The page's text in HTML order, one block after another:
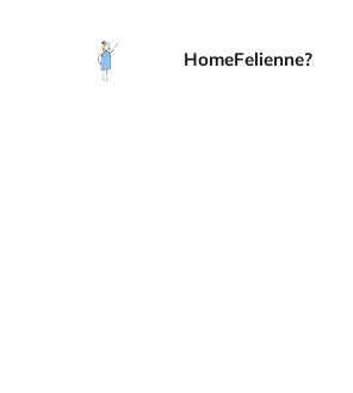
HomeFelienne?